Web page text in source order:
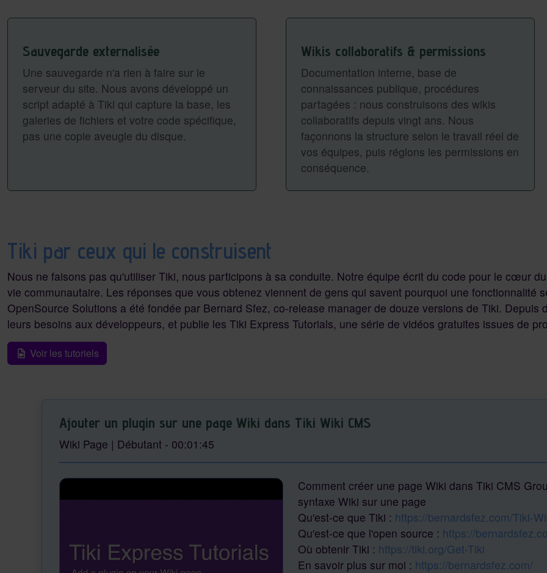
Sauvegarde externalisée
Une sauvegarde n'a rien à faire sur le
serveur du site. Nous avons développé un
script adapté à Tiki qui capture la base, les
galeries de fichiers et votre code spécifique,
pas une copie aveugle du disque.
Wikis collaboratifs & permissions
Documentation interne, base de
connaissances publique, procédures
partagées : nous construisons des wikis
collaboratifs depuis vingt ans. Nous
façonnons la structure selon le travail réel de
vos équipes, puis réglons les permissions en
conséquence.
Tiki par ceux qui le construisent
Nous ne faisons pas qu'utiliser Tiki, nous participons à sa conduite. Notre équipe écrit du code pour le cœur
vie communautaire. Les réponses que vous obtenez viennent de gens qui savent pourquoi une fonctionnalité
OpenSource Solutions a été fondée par Bernard Sfez, co-release manager de douze versions de Tiki.
leurs besoins aux développeurs, et publie les Tiki Express Tutorials, une série de vidéos gratuites issues de
Voir les tutoriels
Ajouter un plugin sur une page Wiki dans Tiki Wiki CMS
Wiki Page | Débutant - 00:01:45
Comment créer une page Wiki dans Tiki CMS
syntaxe Wiki sur une page
Qu'est-ce que Tiki : https://bernardsfez.com/Tiki-
Qu'est-ce que l'open source : https://
Où obtenir Tiki : https://tiki.org/Get-Tiki
En savoir plus sur moi : https://bernardsfez.com/